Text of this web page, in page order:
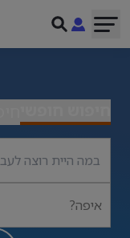
איפה?